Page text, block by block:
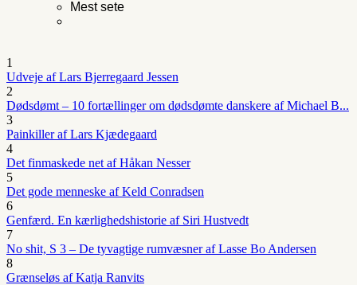
Mest sete
1
Udveje af Lars Bjerregaard Jessen
2
Dødsdømt – 10 fortællinger om dødsdømte danskere af Michael B...
3
Painkiller af Lars Kjædegaard
4
Det finmaskede net af Håkan Nesser
5
Det gode menneske af Keld Conradsen
6
Genfærd. En kærlighedshistorie af Siri Hustvedt
7
No shit, S 3 – De tyvagtige rumvæsner af Lasse Bo Andersen
8
Grænseløs af Katja Ranvits